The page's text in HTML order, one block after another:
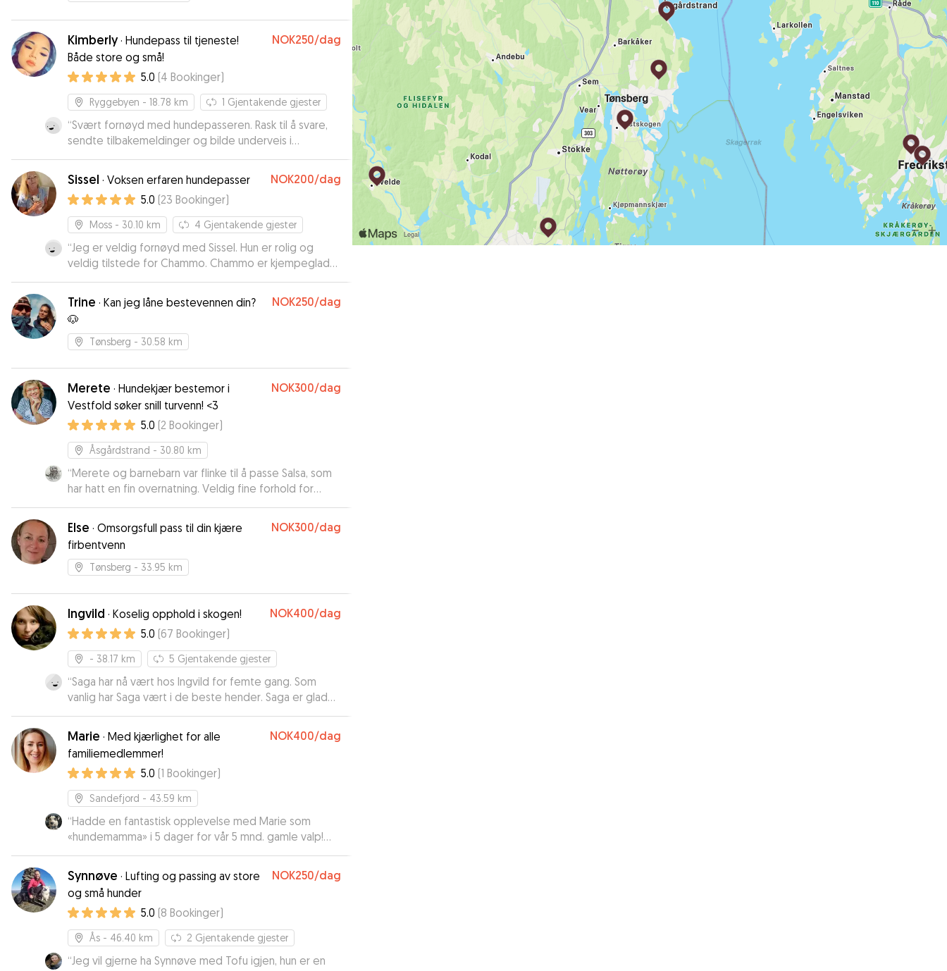
Kimberly· Hundepass til tjeneste!
Både store og små!
NOK250/dag
5.0 (4 Bookinger)
Ryggebyen - 18.78 km 1 Gjentakende gjester
“Svært fornøyd med hundepasseren. Rask til å svare,
sendte tilbakemeldinger og bilde underveis i
perioden. Anbefales!”
Sissel · Voksen erfaren hundepasser NOK200/dag
5.0 (23 Bookinger)
Moss - 30.10 km 4 Gjentakende gjester
“Jeg er veldig fornøyd med Sissel. Hun er rolig og
veldig tilstede for Chammo. Chammo er kjempeglad
når vi kommer om morgenen og det sier mye.. Jeg kan
anbefale Sissel på det varmeste.
Trine · Kan jeg låne bestevennen din?
🐶
NOK250/dag
Tønsberg - 30.58 km
Merete · Hundekjær bestemor i
Vestfold søker snill turvenn! <3
NOK300/dag
5.0 (2 Bookinger)
Åsgårdstrand - 30.80 km
“Merete og barnebarn var flinke til å passe Salsa, som
har hatt en fin overnatning. Veldig fine forhold for
hunde hos Merete :) Kan anbefales”
Else · Omsorgsfull pass til din kjære
firbentvenn
NOK300/dag
Tønsberg - 33.95 km
Ingvild · Koselig opphold i skogen! NOK400/dag
5.0 (67 Bookinger)
- 38.17 km 5 Gjentakende gjester
“Saga har nå vært hos Ingvild for femte gang. Som
vanlig har Saga vært i de beste hender. Saga er glad
og fornøyd når jeg leverer henne, og glad og fornøyd
når jeg henter henne. Hatt fine turer i skogen, og jeg
har fått fine bilder fra oppholdet. Kan trygt anbefale
Ingvild til alle som vil ha hunden hos henne😀
Marie · Med kjærlighet for alle
familiemedlemmer!
NOK400/dag
5.0 (1 Bookinger)
Sandefjord - 43.59 km
“Hadde en fantastisk opplevelse med Marie som
«hundemamma» i 5 dager for vår 5 mnd. gamle valp!
Fiona kunne ikke hatt det bedre! Vi er ekstremt
fornøyd og fikk hele tiden oppdateringer i form av
meldinger og bilder! Det gjorde meg veldig trygg på
at valpen min hadde det bra mens vi var nødt til å
være borte litt! Fiona var med på tur, lek og bading!
Kan anbefale Marie på det sterkeste!”
Synnøve · Lufting og passing av store
og små hunder
NOK250/dag
5.0 (8 Bookinger)
Ås - 46.40 km 2 Gjentakende gjester
“Jeg vil gjerne ha Synnøve med Tofu igjen, hun er en